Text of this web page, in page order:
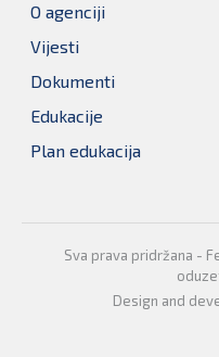
O agenciji
Vijesti
Dokumenti
Edukacije
Plan edukacija
Sva prava pridržana -
Design and